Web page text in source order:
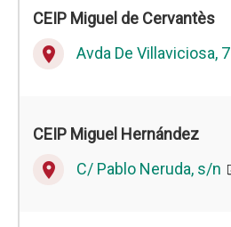
CEIP Miguel de Cervantès
place Avda De Villaviciosa, 7
CEIP Miguel Hernández
place C/ Pablo Neruda, s/n